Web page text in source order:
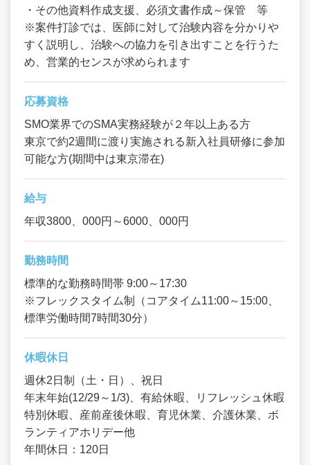
・その他資料作成支援、必須文書作成～保管 等
※案件打診では、医師に対して治験内容を分かりや
すく説明し、治験への協力を引き出すことを行うた
め、営業的センスが求められます
応募資格
SMO業界でのSMA実務経験が２年以上ある方
東京で約2週間に渡り実施される新入社員研修に参加
可能な方(期間中は東京滞在)
給与
年収3800、000円～6000、000円
勤務時間
標準的な勤務時間帯 9:00～17:30
※フレックスタイム制（コアタイム11:00～15:00、
標準労働時間7時間30分）
休暇休日
週休2日制（土・日）、祝日
年末年始(12/29～1/3)、有給休暇、リフレッシュ休暇
特別休暇、産前産後休暇、育児休業、介護休業、ボ
ランティアホリデー他
年間休日：120日